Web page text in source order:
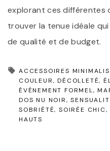
explorant ces différentes
trouver la tenue idéale
de qualité et de budget.
ACCESSOIRES
COULEUR
DÉCOLLETÉ
ÉVÉNEMENT FORMEL
DOS NU NOIR
SOBRIÉTÉ SOIRÉE CHIC
HAUTS